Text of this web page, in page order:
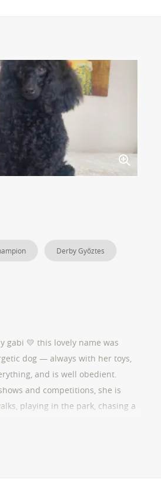
Derby Győztes
gabi 💛 this lovely name was
dog — always with her toys,
and is well obedient.
and competitions, she is
playing in the park, chasing a